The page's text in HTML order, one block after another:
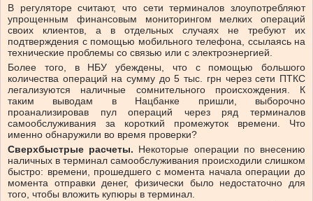
В регуляторе считают, что сети терминалов злоупотребляют
упрощенным финансовым мониторингом мелких операций
своих клиентов, а в отдельных случаях не требуют их
подтверждения с помощью мобильного телефона, ссылаясь на
технические проблемы со связью или с электроэнергией.
Более того, в НБУ убеждены, что с помощью большого
количества операций на сумму до 5 тыс. грн через сети ПТКС
легализуются наличные сомнительного происхождения. К
таким выводам в Нацбанке пришли, выборочно
проанализировав пул операций через ряд терминалов
самообслуживания за короткий промежуток времени. Что
именно обнаружили во время проверки?
Сверхбыстрые расчеты. Некоторые операции по внесению
наличных в терминал самообслуживания происходили слишком
быстро: времени, прошедшего с момента начала операции до
момента отправки денег, физически было недостаточно для
того, чтобы вложить купюры в терминал.